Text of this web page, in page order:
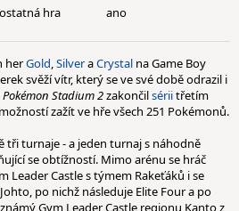
hra
ano
herGold,SilveraCrystal na Game Boy
svěží vítr, který se ve své době odrazil i
Pokémon Stadium 2zakončilsériitřetím
zažít ve hře všech 251 Pokémonů.
tři turnaje - a jeden turnaj s náhodně
se obtížností. Mimo arénu se hráč
Leader Castle s týmem Rakeťáků i se
po nichž následuje Elite Four a po
Gym Leader Castle regionu Kanto z